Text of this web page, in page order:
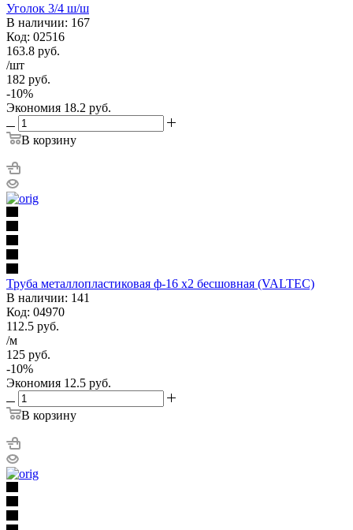
Уголок 3/4 ш/ш
В наличии: 167
Код: 02516
163.8 руб.
/шт
182 руб.
-10%
Экономия 18.2 руб.
В корзину
Труба металлопластиковая ф-16 х2 бесшовная (VALTEC)
В наличии: 141
Код: 04970
112.5 руб.
/м
125 руб.
-10%
Экономия 12.5 руб.
В корзину